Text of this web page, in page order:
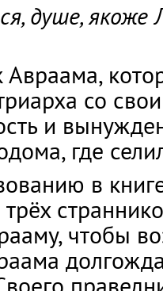
душе,
со
и
где
в
трёх
чтобы